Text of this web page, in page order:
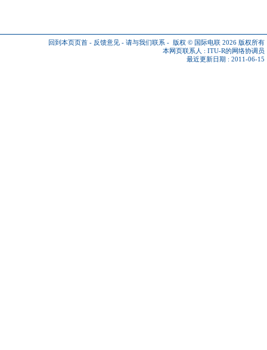
回到本页页首 - 反馈意见 - 请与我们联系 - 版权 © 国际电联 2026 版权所有
本网页联系人 : ITU-R的网络协调员
最近更新日期 : 2011-06-15